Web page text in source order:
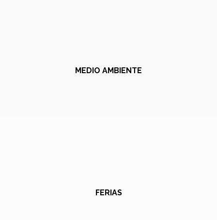
MEDIO AMBIENTE
FERIAS